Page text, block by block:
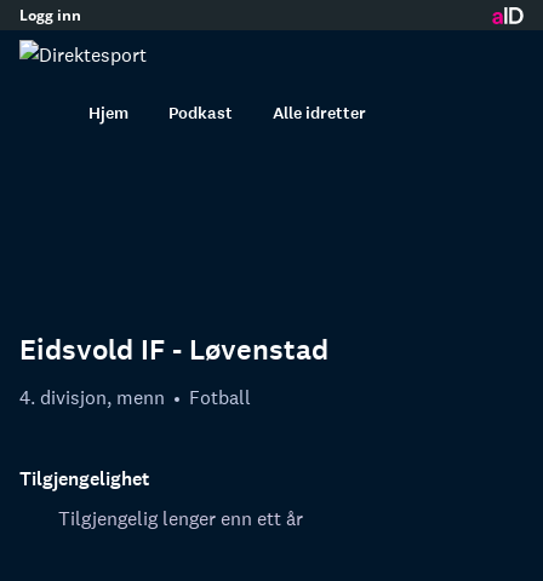
innhold
Logg inn
Hjem Podkast Alle idretter
Eidsvold IF - Løvenstad
4. divisjon, menn Fotball
Tilgjengelighet
Tilgjengelig lenger enn ett år